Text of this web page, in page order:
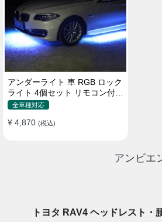
アンダーライト 車 RGB ロック
ライト 4個セット リモコン付き
ボタンスイッチ付き 多機能 車
水 おしゃれ
全車種対応
¥ 4,870 (税込)
アンビエ
トヨタ RAV4 ヘッドレスト・